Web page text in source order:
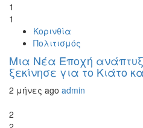
1
1
Κορινθία
Πολιτισμός
Μια Νέα Εποχή
ξεκίνησε για το Κιάτο
2 μήνες ago admin
2